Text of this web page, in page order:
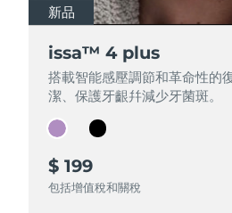
新品
issa™ 4 plus
搭載智能感壓調節和革命性的
潔、保護牙齦幷減少牙菌斑。
$ 199
包括增值稅和關稅
新品
issa™ 4 plus
搭載智能感壓調節和革命性的
潔、保護牙齦幷減少牙菌斑。
$ 199
包括增值稅和關稅